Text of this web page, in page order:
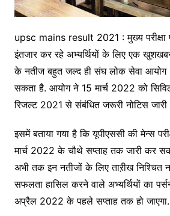
upsc mains result 2021 : मुख्य परीक्षा
इंतजार कर रहे अभ्यर्थियों के लिए एक
के नतीज बहुत जल्द ही संघ लोक सेवा आयोग
सकता है. आयोग ने 15 मार्च 2022 को
रिजल्ट 2021 से संबंधित जरूरी नोटिस जारी
इसमें बताया गया है कि यूपीएससी की मेन्स
मार्च 2022 के चौथे सप्ताह तक जारी कर
अभी तक इन नतीजों के लिए ताऱीख निश्चित
सफलता हासिल करने वाले अभ्यर्थियों का
अप्रैल 2022 के पहले सप्ताह तक हो जाएगा.